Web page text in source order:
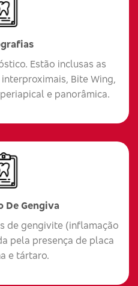
Estão inclusas as
Bite Wing,
e panorâmica.
De Gengiva
de gengivite (inflamação
pela presença de placa
e tártaro.